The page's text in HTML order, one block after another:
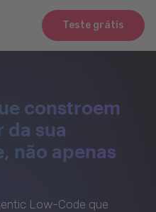
Teste grátis
constroem
da sua
não apenas
Low-Code que